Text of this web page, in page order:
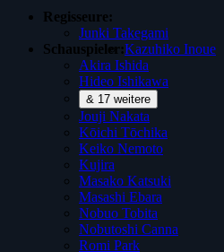
Regisseure:
Junki Takegami
Schauspieler:Kazuhiko Inoue
Akira Ishida
Hideo Ishikawa
& 17 weitere
Jouji Nakata
Kōichi Tōchika
Keiko Nemoto
Kujira
Masako Katsuki
Masashi Ebara
Nobuo Tobita
Nobutoshi Canna
Romi Park